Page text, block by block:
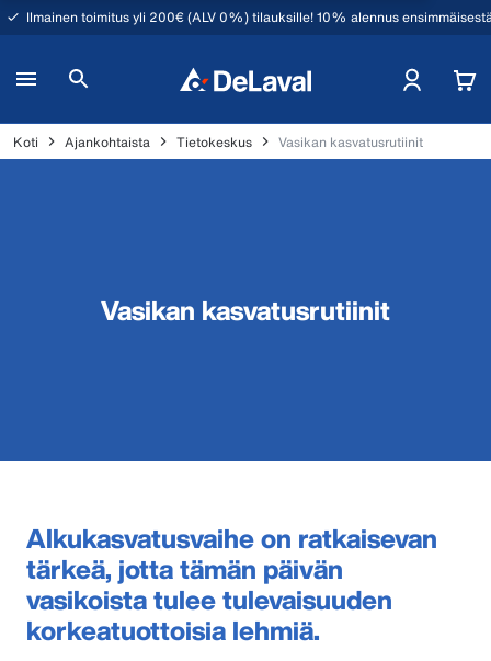
Ilmainen toimitus yli 200€ (ALV 0%) tilauksille! 10% alennus
Koti Ajankohtaista Tietokeskus Vasikan kasvatusrutiinit
Vasikan kasvatusrutiinit
Alkukasvatusvaihe on ratkaisevan
tärkeä, jotta tämän päivän
vasikoista tulee tulevaisuuden
korkeatuottoisia lehmiä.